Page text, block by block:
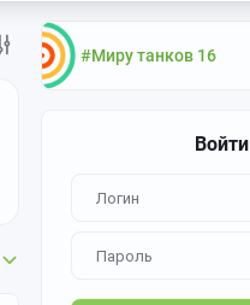
#Миру танков 16
Войти